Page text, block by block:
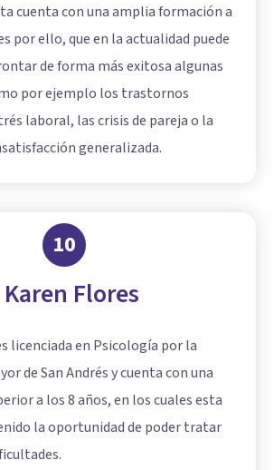
cuenta con una amplia formación a
por ello, que en la actualidad puede
de forma más exitosa algunas
por ejemplo los trastornos
laboral, las crisis de pareja o la
generalizada.
10
Karen Flores
licenciada en Psicología por la
de San Andrés y cuenta con una
a los 8 años, en los cuales esta
la oportunidad de poder tratar